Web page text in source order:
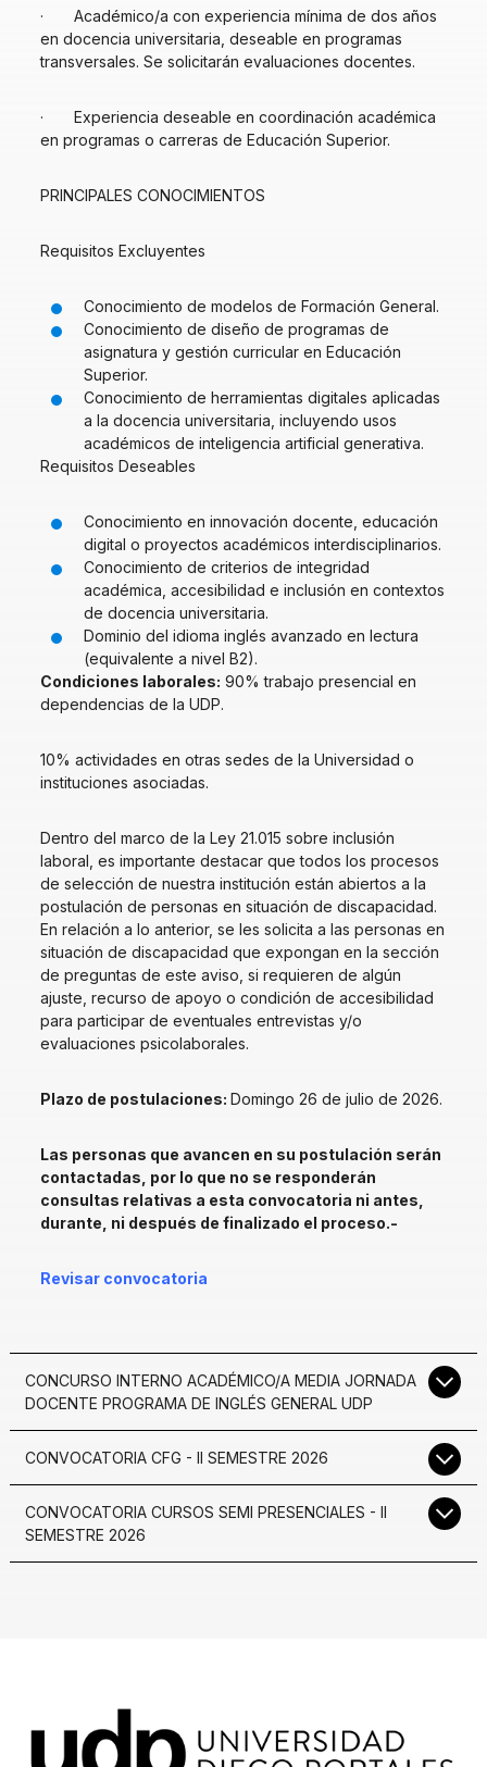
· Académico/a con experiencia mínima de dos años
en docencia universitaria, deseable en programas
transversales. Se solicitarán evaluaciones docentes.
· Experiencia deseable en coordinación académica
en programas o carreras de Educación Superior.
PRINCIPALES CONOCIMIENTOS
Requisitos Excluyentes
Conocimiento de modelos de Formación General.
Conocimiento de diseño de programas de
asignatura y gestión curricular en Educación
Superior.
Conocimiento de herramientas digitales aplicadas
a la docencia universitaria, incluyendo usos
académicos de inteligencia artificial generativa.
Requisitos Deseables
Conocimiento en innovación docente, educación
digital o proyectos académicos interdisciplinarios.
Conocimiento de criterios de integridad
académica, accesibilidad e inclusión en contextos
de docencia universitaria.
Dominio del idioma inglés avanzado en lectura
(equivalente a nivel B2).
Condiciones laborales: 90% trabajo presencial en
dependencias de la UDP.
10% actividades en otras sedes de la Universidad o
instituciones asociadas.
Dentro del marco de la Ley 21.015 sobre inclusión
laboral, es importante destacar que todos los procesos
de selección de nuestra institución están abiertos a la
postulación de personas en situación de discapacidad.
En relación a lo anterior, se les solicita a las personas en
situación de discapacidad que expongan en la sección
de preguntas de este aviso, si requieren de algún
ajuste, recurso de apoyo o condición de accesibilidad
para participar de eventuales entrevistas y/o
evaluaciones psicolaborales.
Plazo de postulaciones: Domingo 26 de julio de 2026.
Las personas que avancen en su postulación serán
contactadas, por lo que no se responderán
consultas relativas a esta convocatoria ni antes,
durante, ni después de finalizado el proceso.-
Revisar convocatoria
CONCURSO INTERNO ACADÉMICO/A MEDIA JORNADA
DOCENTE PROGRAMA DE INGLÉS GENERAL UDP
CONVOCATORIA CFG - II SEMESTRE 2026
CONVOCATORIA CURSOS SEMI PRESENCIALES - II
SEMESTRE 2026